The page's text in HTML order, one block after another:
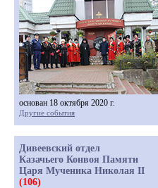
основан 18 октября 2020 г.
Другие события
Дивеевский отдел
Казачьего Конвоя Памяти
Царя Мученика Николая II
(106)